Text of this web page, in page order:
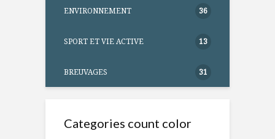
ENVIRONNEMENT 36
SPORT ET VIE ACTIVE 13
BREUVAGES 31
Categories count color